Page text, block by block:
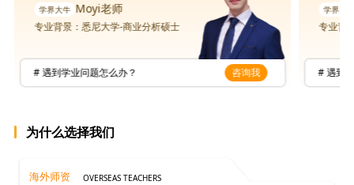
Moyi老师
专业背景：悉尼大学-商业分析硕士
# 遇到学业问题怎么办？ 咨询我
专业背
# 遇到
为什么选择我们
海外师资 OVERSEAS TEACHERS